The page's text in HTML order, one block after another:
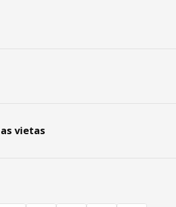
vietas